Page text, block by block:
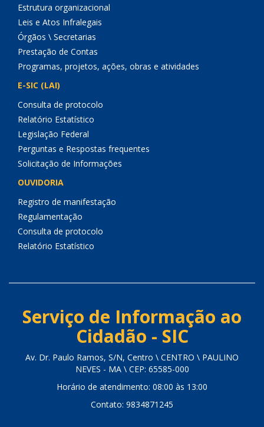
Estrutura organizacional
Leis e Atos Infralegais
Órgãos \ Secretarias
Prestação de Contas
Programas, projetos, ações, obras e atividades
E-SIC (LAI)
Consulta de protocolo
Relatório Estatístico
Legislação Federal
Perguntas e Respostas frequentes
Solicitação de Informações
OUVIDORIA
Registro de manifestação
Regulamentação
Consulta de protocolo
Relatório Estatístico
Serviço de Informação ao
Cidadão - SIC
Av. Dr. Paulo Ramos, S/N, Centro \ CENTRO \ PAULINO
NEVES - MA \ CEP: 65585-000
Horário de atendimento: 08:00 às 13:00
Contato: 9834871245